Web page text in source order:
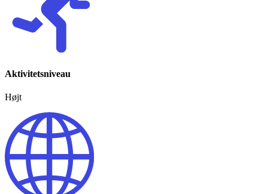
Aktivitetsniveau
Højt